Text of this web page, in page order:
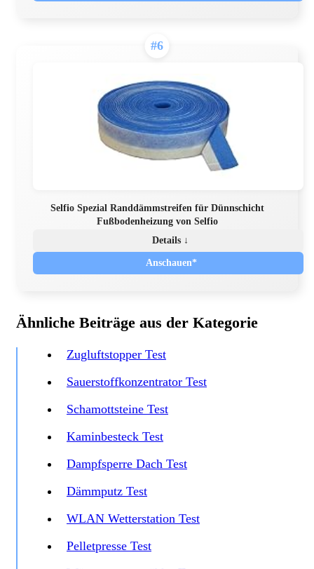
#6
Selfio Spezial Randdämmstreifen für Dünnschicht
Fußbodenheizung von Selfio
Details ↓
Anschauen*
Ähnliche Beiträge aus der Kategorie
Zugluftstopper Test
Sauerstoffkonzentrator Test
Schamottsteine Test
Kaminbesteck Test
Dampfsperre Dach Test
Dämmputz Test
WLAN Wetterstation Test
Pelletpresse Test